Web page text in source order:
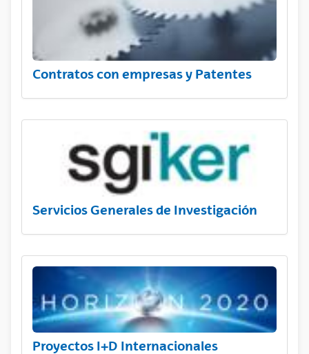
Contratos con empresas y Patentes
Servicios Generales de Investigación
Proyectos I+D Internacionales